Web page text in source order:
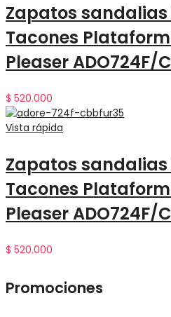
Zapatos
Tacones
Pleaser ADO724F/
$ 520.000
Vista rápida
Zapatos
Tacones
Pleaser ADO724F/
$ 520.000
Promociones